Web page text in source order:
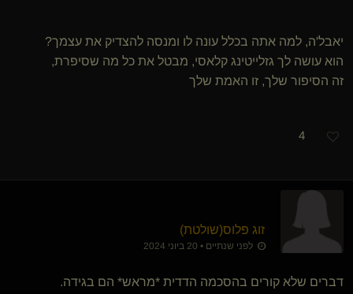
יאבל'ה, למה אתה בכלל עונה לו ומנסה להצדיק את עצמך?
הוא עושה לך גזלייטינג קלאסי, מבטל את כל מה שסיפרת,
זה הסיפור שלך, זו האמת שלך
4
זוג פלוס​(שולטת)
לפני שנתיים • 20 ביוני 2024
דברים שלא קורים בהסכמה הדדית *מראש* הם בגידה.